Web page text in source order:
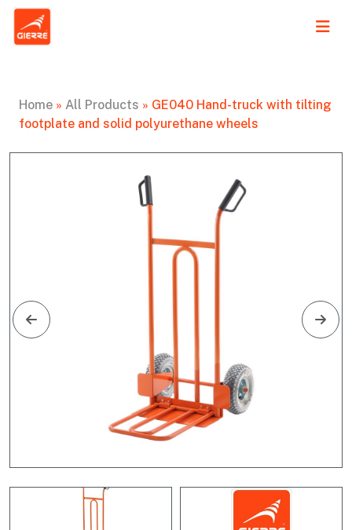
Home » All Products » GE040 Hand-truck with tilting
footplate and solid polyurethane wheels